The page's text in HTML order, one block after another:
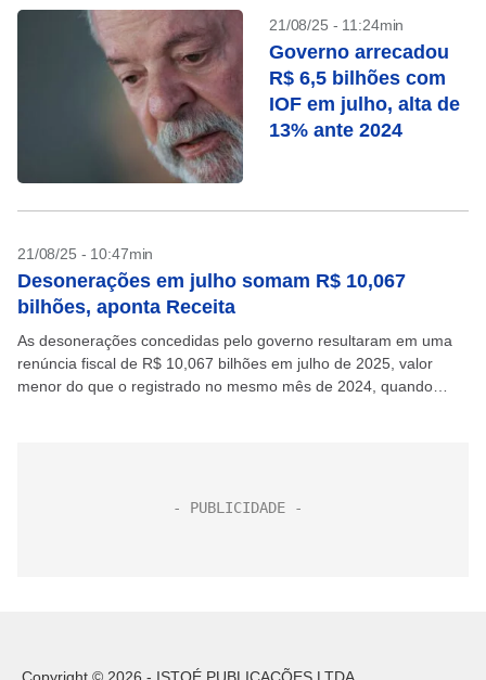
21/08/25 - 11:24min
Governo arrecadou
R$ 6,5 bilhões com
IOF em julho, alta de
13% ante 2024
21/08/25 - 10:47min
Desonerações em julho somam R$ 10,067
bilhões, aponta Receita
As desonerações concedidas pelo governo resultaram em uma
renúncia fiscal de R$ 10,067 bilhões em julho de 2025, valor
menor do que o registrado no mesmo mês de 2024, quando